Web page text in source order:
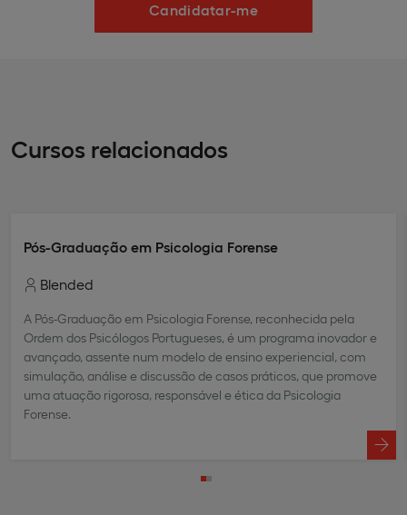
Candidatar-me
Cursos relacionados
Pós-Graduação em Psicologia Forense
Blended
A Pós-Graduação em Psicologia Forense, reconhecida pela
Ordem dos Psicólogos Portugueses, é um programa inovador e
avançado, assente num modelo de ensino experiencial, com
simulação, análise e discussão de casos práticos, que promove
uma atuação rigorosa, responsável e ética da Psicologia
Forense.